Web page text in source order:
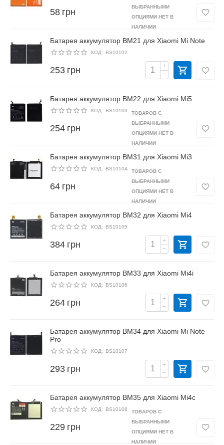
58 грн
ВЫБРАННЫМИ
ОПЦИЯМИ НЕТ В
НАЛИЧИИ
Батарея аккумулятор BM21 для Xiaomi Mi Note
КОД: BS10102
253 грн
+
−
Батарея аккумулятор BM22 для Xiaomi Mi5
КОД: BS10103
254 грн
ТОВАРОВ С
ВЫБРАННЫМИ
ОПЦИЯМИ НЕТ В
НАЛИЧИИ
Батарея аккумулятор BM31 для Xiaomi Mi3
КОД: BS10104
64 грн
ТОВАРОВ С
ВЫБРАННЫМИ
ОПЦИЯМИ НЕТ В
НАЛИЧИИ
Батарея аккумулятор BM32 для Xiaomi Mi4
КОД: BS10105
384 грн
+
−
Батарея аккумулятор BM33 для Xiaomi Mi4i
КОД: BS10106
264 грн
+
−
Батарея аккумулятор BM34 для Xiaomi Mi Note
Pro
КОД: BS10107
293 грн
+
−
Батарея аккумулятор BM35 для Xiaomi Mi4c
КОД: BS10108
229 грн
ТОВАРОВ С
ВЫБРАННЫМИ
ОПЦИЯМИ НЕТ В
НАЛИЧИИ